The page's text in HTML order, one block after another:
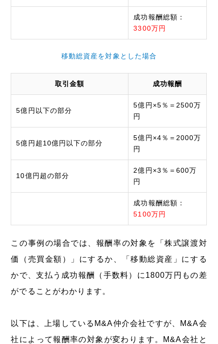
成功報酬総額：
3300万円
移動総資産を対象とした場合
取引金額 成功報酬
5億円以下の部分
5億円×5％＝2500万
円
5億円超10億円以下の部分
5億円×4％＝2000万
円
10億円超の部分
2億円×3％＝600万
円
成功報酬総額：
5100万円
この事例の場合では、報酬率の対象を「株式譲渡対
価（売買金額）」にするか、「移動総資産」にする
かで、支払う成功報酬（手数料）に1800万円もの差
がでることがわかります。
以下は、上場しているM&A仲介会社ですが、M&A会
社によって報酬率の対象が変わります。M&A会社と